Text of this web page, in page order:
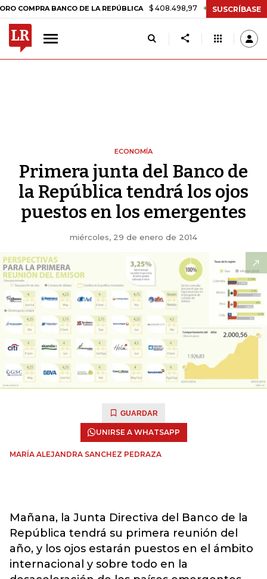
BANCO DE LA REPÚBLICA $ 408.498,97 +$ 8.753,81 +2,19%
SUSCRÍBASE
ECONOMÍA
Primera junta del Banco de
la República tendrá los ojos
puestos en los emergentes
miércoles, 29 de enero de 2014
GUARDAR
UNIRSE A WHATSAPP
MARÍA ALEJANDRA SANCHEZ PEDRAZA
Mañana, la Junta Directiva del Banco de la
República tendrá su primera reunión del
año, y los ojos estarán puestos en el ámbito
internacional y sobre todo en la